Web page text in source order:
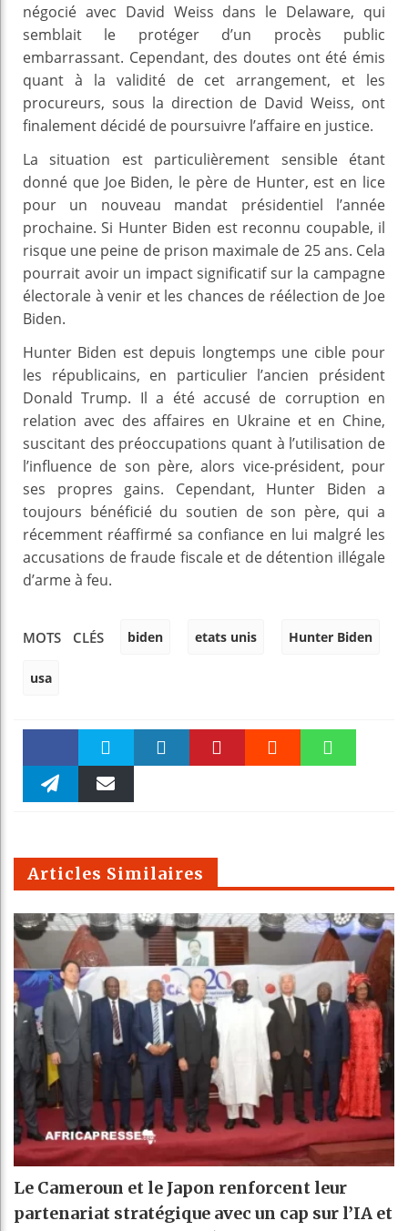
négocié avec David Weiss dans le Delaware, qui
semblait le protéger d’un procès public
embarrassant. Cependant, des doutes ont été émis
quant à la validité de cet arrangement, et les
procureurs, sous la direction de David Weiss, ont
finalement décidé de poursuivre l’affaire en justice.
La situation est particulièrement sensible étant
donné que Joe Biden, le père de Hunter, est en lice
pour un nouveau mandat présidentiel l’année
prochaine. Si Hunter Biden est reconnu coupable, il
risque une peine de prison maximale de 25 ans. Cela
pourrait avoir un impact significatif sur la campagne
électorale à venir et les chances de réélection de Joe
Biden.
Hunter Biden est depuis longtemps une cible pour
les républicains, en particulier l’ancien président
Donald Trump. Il a été accusé de corruption en
relation avec des affaires en Ukraine et en Chine,
suscitant des préoccupations quant à l’utilisation de
l’influence de son père, alors vice-président, pour
ses propres gains. Cependant, Hunter Biden a
toujours bénéficié du soutien de son père, qui a
récemment réaffirmé sa confiance en lui malgré les
accusations de fraude fiscale et de détention illégale
d’arme à feu.
MOTS CLÉS biden etats unis Hunter Biden
usa
Faceboo Twitter
m
Articles Similaires
Le Cameroun et le Japon renforcent leur
partenariat stratégique avec un cap sur l’IA et